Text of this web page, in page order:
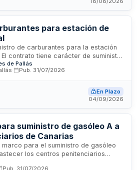
para estación de
de carburantes para la estación
contrato tiene carácter de suministro
reales, con duración inicial de
de dos prórrogas anuales adicionales.
de tasas regulatorias, prima
por litro e impuestos
mínimo ni de agotar presupuesto.
de Pallás
Pub. 31/07/2026
En Plazo
04/09/2026
suministro de gasóleo A a
de Canarias
para el suministro de gasóleo
los centros penitenciarios
General de Instituciones
Pub. 31/07/2026